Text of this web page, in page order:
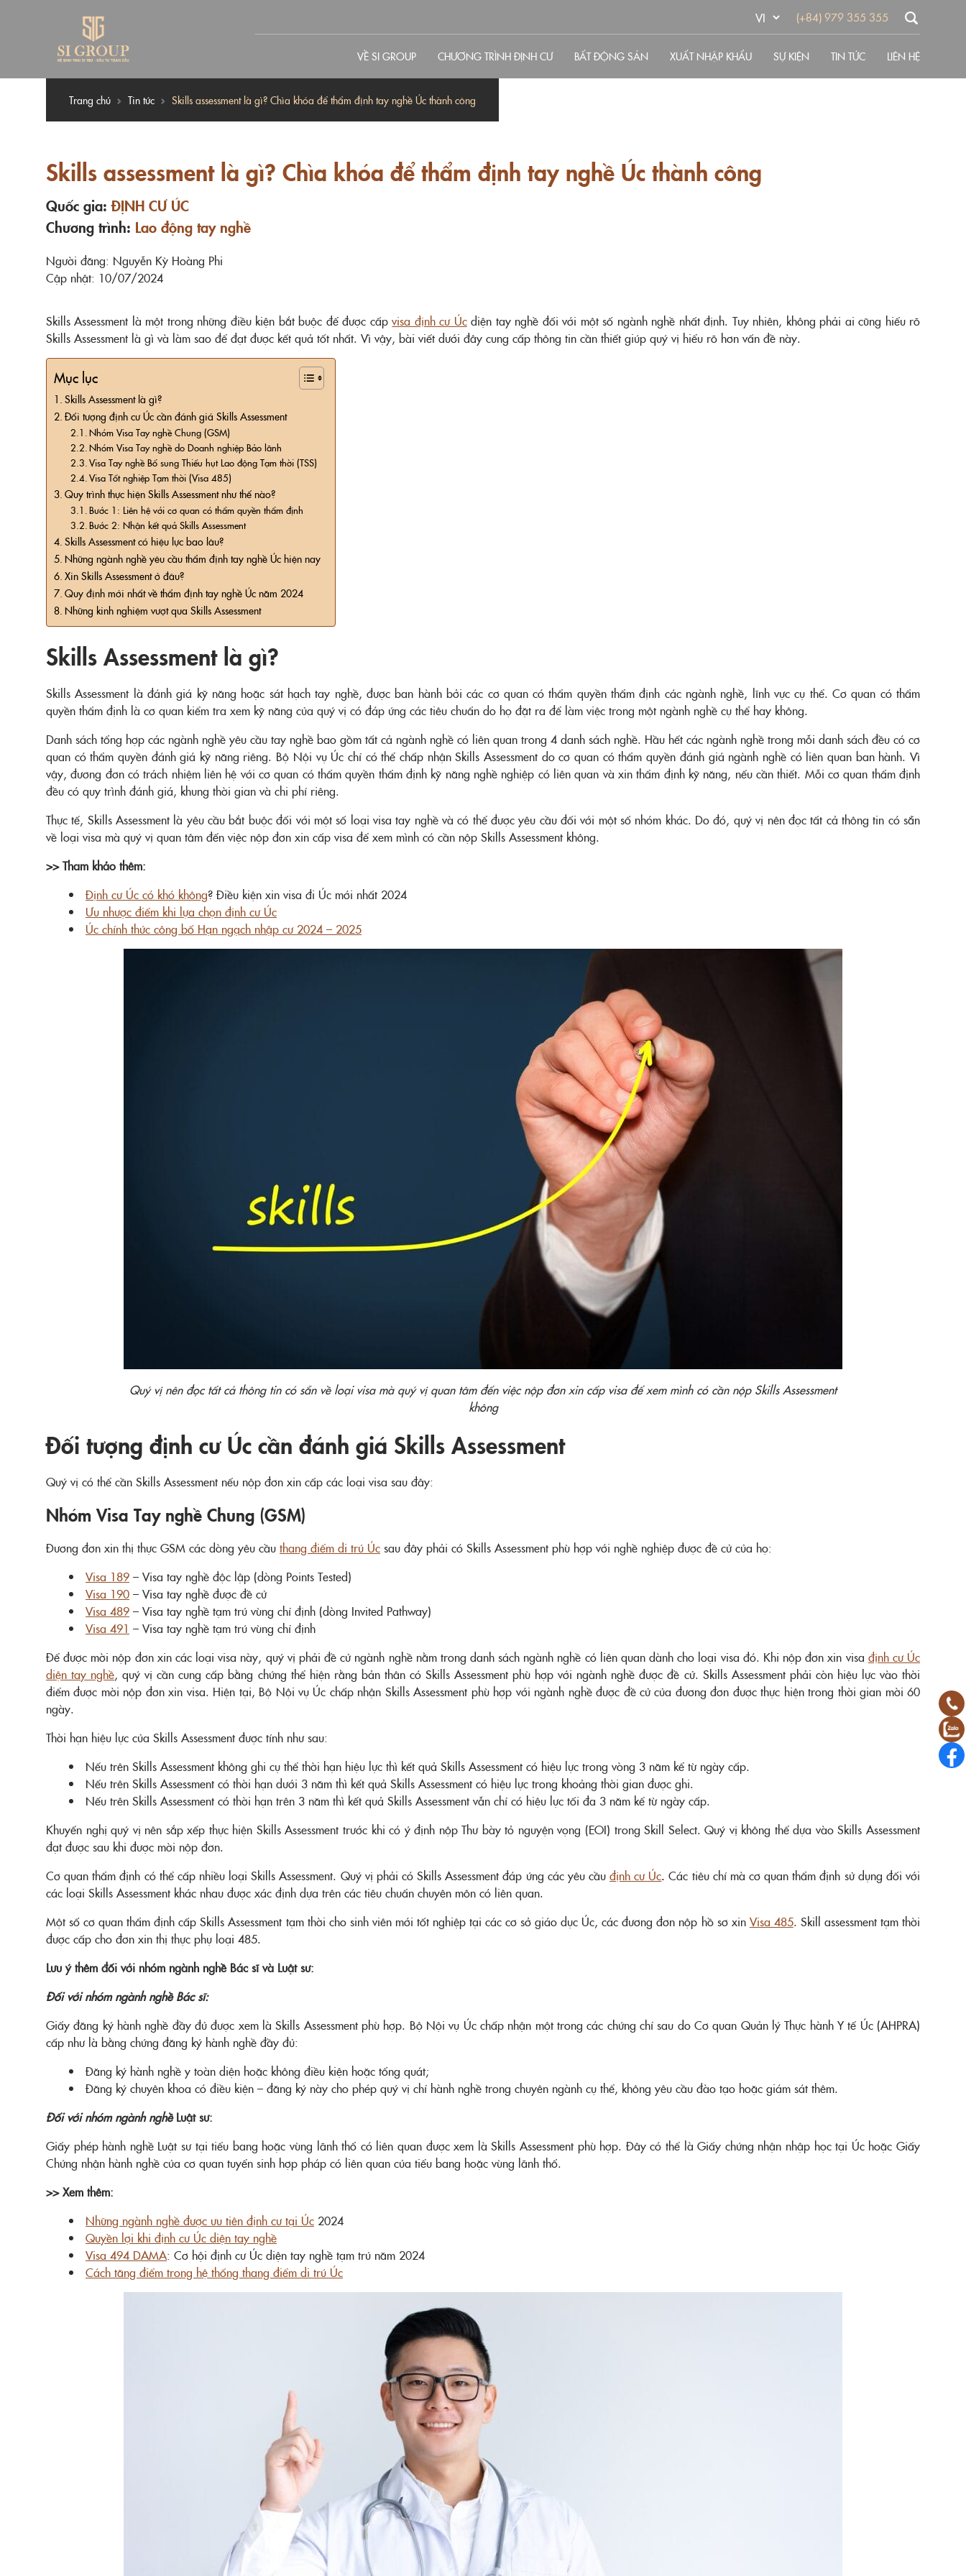
(+84) 979 355 355
VỀ SI GROUP CHƯƠNG TRÌNH ĐỊNH CƯ BẤT ĐỘNG SẢN XUẤT NHẬP KHẨU SỰ KIỆN TIN TỨC LIÊN HỆ
Trang chủ Tin tức Skills assessment là gì? Chìa khóa để thẩm định tay nghề Úc thành công
Skills assessment là gì? Chìa khóa để thẩm định tay nghề Úc thành công
Quốc gia: ĐỊNH CƯ ÚC
Chương trình: Lao động tay nghề
Người đăng: Nguyễn Kỳ Hoàng Phi
Cập nhật: 10/07/2024
Skills Assessment là một trong những điều kiện bắt buộc để được cấpvisa định cư Úcdiện tay nghề đối với một số ngành nghề nhất định. Tuy nhiên, không phải ai cũng hiểu rõ
Skills Assessment là gì và làm sao để đạt được kết quả tốt nhất. Vì vậy, bài viết dưới đây cung cấp thông tin cần thiết giúp quý vị hiểu rõ hơn vấn đề này.
Mục lục
Skills Assessment là gì?
Đối tượng định cư Úc cần đánh giá Skills Assessment
Nhóm Visa Tay nghề Chung (GSM)
Nhóm Visa Tay nghề do Doanh nghiệp Bảo lãnh
Visa Tay nghề Bổ sung Thiếu hụt Lao động Tạm thời (TSS)
Visa Tốt nghiệp Tạm thời (Visa 485)
Quy trình thực hiện Skills Assessment như thế nào?
Bước 1: Liên hệ với cơ quan có thẩm quyền thẩm định
Bước 2: Nhận kết quả Skills Assessment
Skills Assessment có hiệu lực bao lâu?
Những ngành nghề yêu cầu thẩm định tay nghề Úc hiện nay
Xin Skills Assessment ở đâu?
Quy định mới nhất về thẩm định tay nghề Úc năm 2024
Những kinh nghiệm vượt qua Skills Assessment
Skills Assessment là gì?
Skills Assessment là đánh giá kỹ năng hoặc sát hạch tay nghề, được ban hành bởi các cơ quan có thẩm quyền thẩm định các ngành nghề, lĩnh vực cụ thể. Cơ quan có thẩm
quyền thẩm định là cơ quan kiểm tra xem kỹ năng của quý vị có đáp ứng các tiêu chuẩn do họ đặt ra để làm việc trong một ngành nghề cụ thể hay không.
Danh sách tổng hợp các ngành nghề yêu cầu tay nghề bao gồm tất cả ngành nghề có liên quan trong 4 danh sách nghề. Hầu hết các ngành nghề trong mỗi danh sách đều có cơ
quan có thẩm quyền đánh giá kỹ năng riêng. Bộ Nội vụ Úc chỉ có thể chấp nhận Skills Assessment do cơ quan có thẩm quyền đánh giá ngành nghề có liên quan ban hành. Vì
vậy, đương đơn có trách nhiệm liên hệ với cơ quan có thẩm quyền thẩm định kỹ năng nghề nghiệp có liên quan và xin thẩm định kỹ năng, nếu cần thiết. Mỗi cơ quan thẩm định
đều có quy trình đánh giá, khung thời gian và chi phí riêng.
Thực tế, Skills Assessment là yêu cầu bắt buộc đối với một số loại visa tay nghề và có thể được yêu cầu đối với một số nhóm khác. Do đó, quý vị nên đọc tất cả thông tin có sẵn
về loại visa mà quý vị quan tâm đến việc nộp đơn xin cấp visa để xem mình có cần nộp Skills Assessment không.
>> Tham khảo thêm:
Định cư Úc có khó không? Điều kiện xin visa đi Úc mới nhất 2024
Ưu nhược điểm khi lựa chọn định cư Úc
Úc chính thức công bố Hạn ngạch nhập cư 2024 – 2025
Quý vị nên đọc tất cả thông tin có sẵn về loại visa mà quý vị quan tâm đến việc nộp đơn xin cấp visa để xem mình có cần nộp Skills Assessment
không
Đối tượng định cư Úc cần đánh giá Skills Assessment
Quý vị có thể cần Skills Assessment nếu nộp đơn xin cấp các loại visa sau đây:
Nhóm Visa Tay nghề Chung (GSM)
Đương đơn xin thị thực GSM các dòng yêu cầu thang điểm di trú Úc sau đây phải có Skills Assessment phù hợp với nghề nghiệp được đề cử của họ:
Visa 189 – Visa tay nghề độc lập (dòng Points Tested)
Visa 190 – Visa tay nghề được đề cử
Visa 489 – Visa tay nghề tạm trú vùng chỉ định (dòng Invited Pathway)
Visa 491 – Visa tay nghề tạm trú vùng chỉ định
Để được mời nộp đơn xin các loại visa này, quý vị phải đề cử ngành nghề nằm trong danh sách ngành nghề có liên quan dành cho loại visa đó. Khi nộp đơn xin visa định cư Úc
diện tay nghề, quý vị cần cung cấp bằng chứng thể hiện rằng bản thân có Skills Assessment phù hợp với ngành nghề được đề cử. Skills Assessment phải còn hiệu lực vào thời
điểm được mời nộp đơn xin visa. Hiện tại, Bộ Nội vụ Úc chấp nhận Skills Assessment phù hợp với ngành nghề được đề cử của đương đơn được thực hiện trong thời gian mời 60
ngày.
Thời hạn hiệu lực của Skills Assessment được tính như sau:
Nếu trên Skills Assessment không ghi cụ thể thời hạn hiệu lực thì kết quả Skills Assessment có hiệu lực trong vòng 3 năm kể từ ngày cấp.
Nếu trên Skills Assessment có thời hạn dưới 3 năm thì kết quả Skills Assessment có hiệu lực trong khoảng thời gian được ghi.
Nếu trên Skills Assessment có thời hạn trên 3 năm thì kết quả Skills Assessment vẫn chỉ có hiệu lực tối đa 3 năm kể từ ngày cấp.
Khuyến nghị quý vị nên sắp xếp thực hiện Skills Assessment trước khi có ý định nộp Thư bày tỏ nguyện vọng (EOI) trong Skill Select. Quý vị không thể dựa vào Skills Assessment
đạt được sau khi được mời nộp đơn.
Cơ quan thẩm định có thể cấp nhiều loại Skills Assessment. Quý vị phải có Skills Assessment đáp ứng các yêu cầuđịnh cư Úc. Các tiêu chí mà cơ quan thẩm định sử dụng đối với
các loại Skills Assessment khác nhau được xác định dựa trên các tiêu chuẩn chuyên môn có liên quan.
Một số cơ quan thẩm định cấp Skills Assessment tạm thời cho sinh viên mới tốt nghiệp tại các cơ sở giáo dục Úc, các đương đơn nộp hồ sơ xin Visa 485. Skill assessment tạm thời
được cấp cho đơn xin thị thực phụ loại 485.
Lưu ý thêm đối với nhóm ngành nghề Bác sĩ và Luật sư:
Đối với nhóm ngành nghề Bác sĩ:
Giấy đăng ký hành nghề đầy đủ được xem là Skills Assessment phù hợp. Bộ Nội vụ Úc chấp nhận một trong các chứng chỉ sau do Cơ quan Quản lý Thực hành Y tế Úc (AHPRA)
cấp như là bằng chứng đăng ký hành nghề đầy đủ:
Đăng ký hành nghề y toàn diện hoặc không điều kiện hoặc tổng quát;
Đăng ký chuyên khoa có điều kiện – đăng ký này cho phép quý vị chỉ hành nghề trong chuyên ngành cụ thể, không yêu cầu đào tạo hoặc giám sát thêm.
Đối với nhóm ngành nghềLuật sư:
Giấy phép hành nghề Luật sư tại tiểu bang hoặc vùng lãnh thổ có liên quan được xem là Skills Assessment phù hợp. Đây có thể là Giấy chứng nhận nhập học tại Úc hoặc Giấy
Chứng nhận hành nghề của cơ quan tuyển sinh hợp pháp có liên quan của tiểu bang hoặc vùng lãnh thổ.
>> Xem thêm:
Những ngành nghề được ưu tiên định cư tại Úc 2024
Quyền lợi khi định cư Úc diện tay nghề
Visa 494 DAMA: Cơ hội định cư Úc diện tay nghề tạm trú năm 2024
Cách tăng điểm trong hệ thống thang điểm di trú Úc